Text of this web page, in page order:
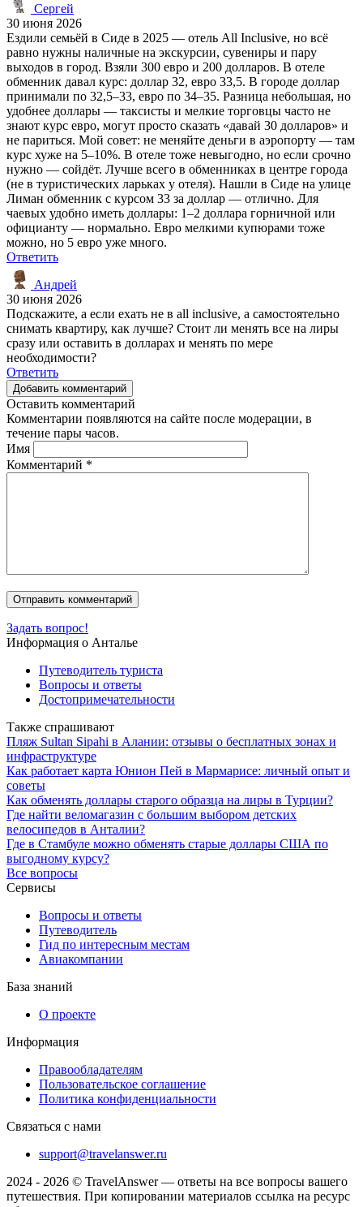
Сергей
30 июня 2026
Ездили семьёй в Сиде в 2025 — отель All Inclusive, но всё
равно нужны наличные на экскурсии, сувениры и пару
выходов в город. Взяли 300 евро и 200 долларов. В отеле
обменник давал курс: доллар 32, евро 33,5. В городе доллар
принимали по 32,5–33, евро по 34–35. Разница небольшая, но
удобнее доллары — таксисты и мелкие торговцы часто не
знают курс евро, могут просто сказать «давай 30 долларов» и
не париться. Мой совет: не меняйте деньги в аэропорту — там
курс хуже на 5–10%. В отеле тоже невыгодно, но если срочно
нужно — сойдёт. Лучше всего в обменниках в центре города
(не в туристических ларьках у отеля). Нашли в Сиде на улице
Лиман обменник с курсом 33 за доллар — отлично. Для
чаевых удобно иметь доллары: 1–2 доллара горничной или
официанту — нормально. Евро мелкими купюрами тоже
можно, но 5 евро уже много.
Ответить
Андрей
30 июня 2026
Подскажите, а если ехать не в all inclusive, а самостоятельно
снимать квартиру, как лучше? Стоит ли менять все на лиры
сразу или оставить в долларах и менять по мере
необходимости?
Ответить
Добавить комментарий
Оставить комментарий
Комментарии появляются на сайте после модерации, в
течение пары часов.
Имя
Комментарий *
Задать вопрос!
Информация о Анталье
Путеводитель туриста
Вопросы и ответы
Достопримечательности
Также спрашивают
Пляж Sultan Sipahi в Алании: отзывы о бесплатных зонах и
инфраструктуре
Как работает карта Юнион Пей в Мармарисе: личный опыт и
советы
Как обменять доллары старого образца на лиры в Турции?
Где найти веломагазин с большим выбором детских
велосипедов в Анталии?
Где в Стамбуле можно обменять старые доллары США по
выгодному курсу?
Все вопросы
Сервисы
Вопросы и ответы
Путеводитель
Гид по интересным местам
Авиакомпании
База знаний
О проекте
Информация
Правообладателям
Пользовательское соглашение
Политика конфиденциальности
Связаться с нами
support@travelanswer.ru
2024 - 2026 © TravelAnswer — ответы на все вопросы вашего
путешествия. При копировании материалов ссылка на ресурс